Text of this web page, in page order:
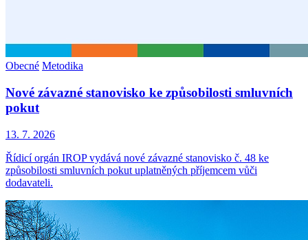
Obecné Metodika
Nové závazné stanovisko ke způsobilosti smluvních
pokut
13. 7. 2026
Řídicí orgán IROP vydává nové závazné stanovisko č. 48 ke
způsobilosti smluvních pokut uplatněných příjemcem vůči
dodavateli.